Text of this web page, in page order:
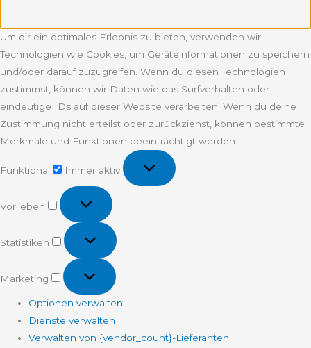
Um dir ein optimales Erlebnis zu bieten, verwenden wir
Technologien wie Cookies, um Geräteinformationen zu speichern
und/oder darauf zuzugreifen. Wenn du diesen Technologien
zustimmst, können wir Daten wie das Surfverhalten oder
eindeutige IDs auf dieser Website verarbeiten. Wenn du deine
Zustimmung nicht erteilst oder zurückziehst, können bestimmte
Merkmale und Funktionen beeinträchtigt werden.
Funktional
Immer aktiv
Vorlieben
Vorlieben
Statistiken
Statistiken
Marketing
Marketing
Optionen verwalten
Dienste verwalten
Verwalten von {vendor_count}-Lieferanten